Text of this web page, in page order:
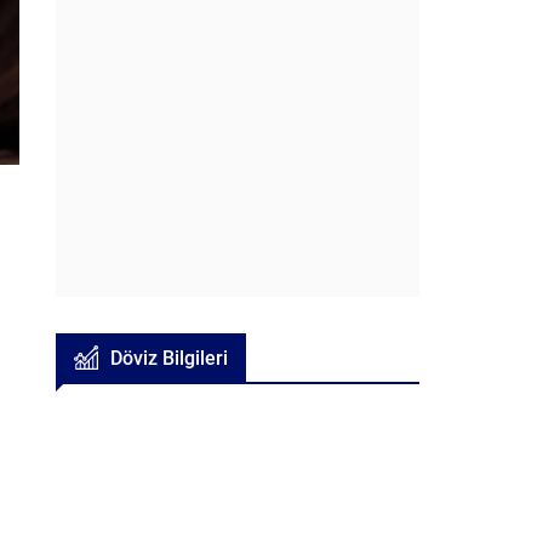
Döviz Bilgileri